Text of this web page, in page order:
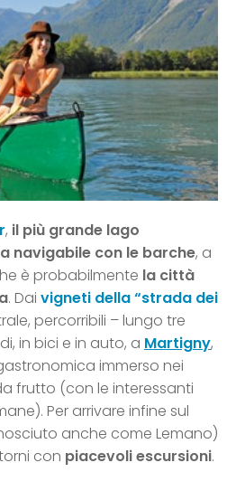
, il più grande lago
navigabile con le barche, a
è probabilmente la città
. Dai vigneti della “strada dei
percorribili – lungo tre
in bici e in auto, a Martigny,
immerso nei
frutto (con le interessanti
Per arrivare infine sul
anche come Lemano)
con piacevoli escursioni.